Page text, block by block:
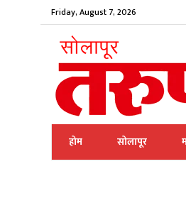
Friday, August 7, 2026
होम सोलापूर